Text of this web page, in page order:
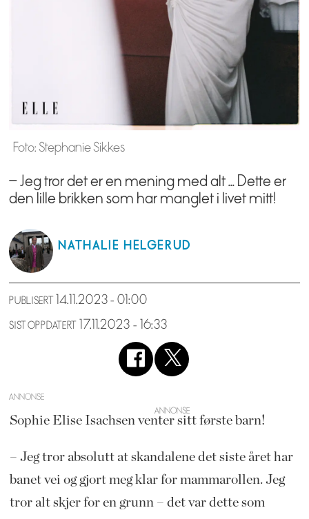
Foto: Stephanie Sikkes
– Jeg tror det er en mening med alt ... Dette er
den lille brikken som har manglet i livet mitt!
NATHALIE HELGERUD
PUBLISERT 14.11.2023 - 01:00
SIST OPPDATERT 17.11.2023 - 16:33
ANNONSE
Sophie Elise Isachsen venter sitt første barn!
– Jeg tror absolutt at skandalene det siste året har
banet vei og gjort meg klar for mammarollen. Jeg
tror alt skjer for en grunn – det var dette som